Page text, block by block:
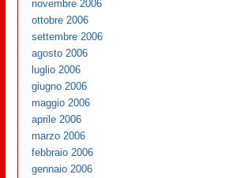
novembre 2006
ottobre 2006
settembre 2006
agosto 2006
luglio 2006
giugno 2006
maggio 2006
aprile 2006
marzo 2006
febbraio 2006
gennaio 2006